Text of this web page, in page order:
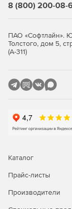
8 (800) 200-08-
ПАО «Софтлайн».
Толстого, дом 5,
(А-311)
Каталог
Прайс-листы
Производители